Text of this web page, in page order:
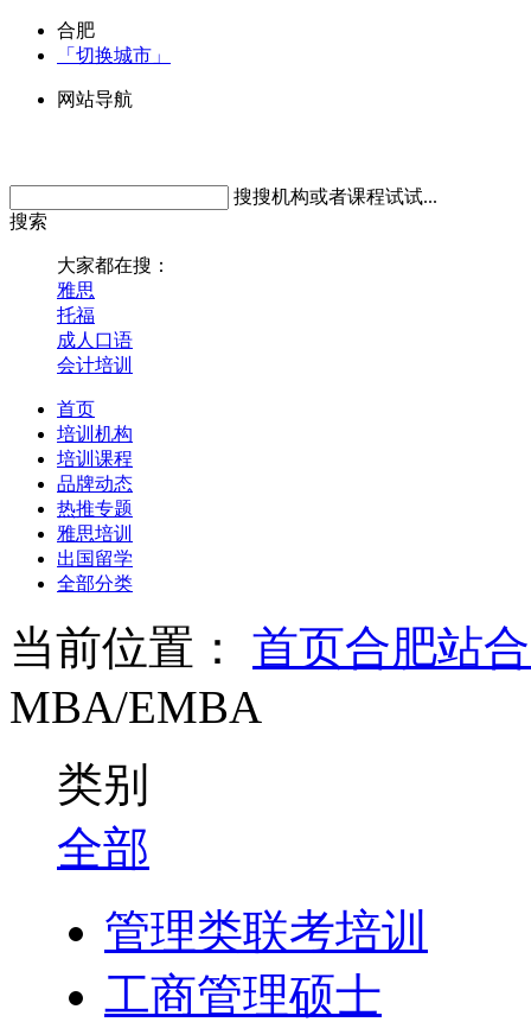
合肥
「切换城市」
网站导航
搜搜机构或者课程试试...
搜索
大家都在搜：
雅思
托福
成人口语
会计培训
首页
培训机构
培训课程
品牌动态
热推专题
雅思培训
出国留学
全部分类
当前位置： 首页合肥站
MBA/EMBA
类别
全部
管理类联考培训
工商管理硕士